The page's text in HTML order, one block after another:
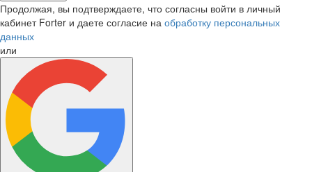
Продолжая, вы подтверждаете, что согласны войти в личный
кабинет Forter и даете согласие на обработку персональных
данных
или